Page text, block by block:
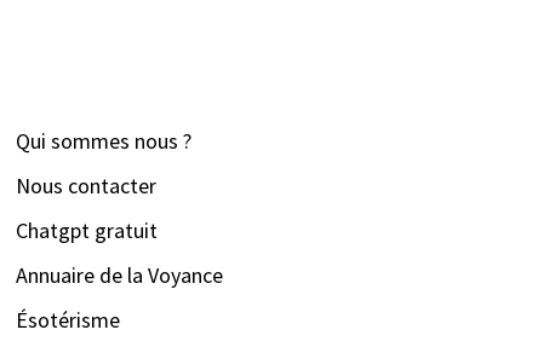
Qui sommes nous ?
Nous contacter
Chatgpt gratuit
Annuaire de la Voyance
Ésotérisme